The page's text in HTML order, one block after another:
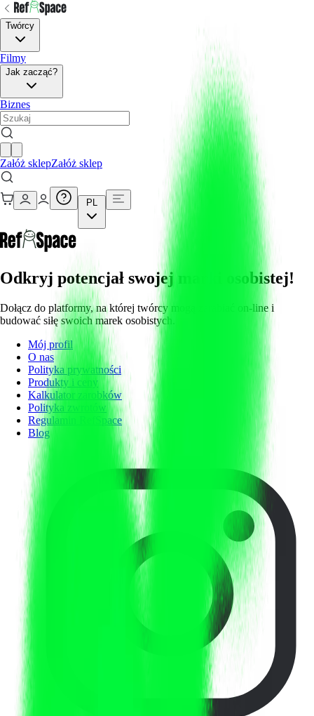
Twórcy
Filmy
Jak zacząć?
Biznes
Załóż sklepZałóż sklep
PL
Odkryj potencjał swojej marki osobistej!
Dołącz do platformy, na której twórcy mogą zarabiać on-line i
budować siłę swoich marek osobistych.
Mój profil
O nas
Polityka prywatności
Produkty i ceny
Kalkulator zarobków
Polityka zwrotów
Regulamin RefSpace
Blog